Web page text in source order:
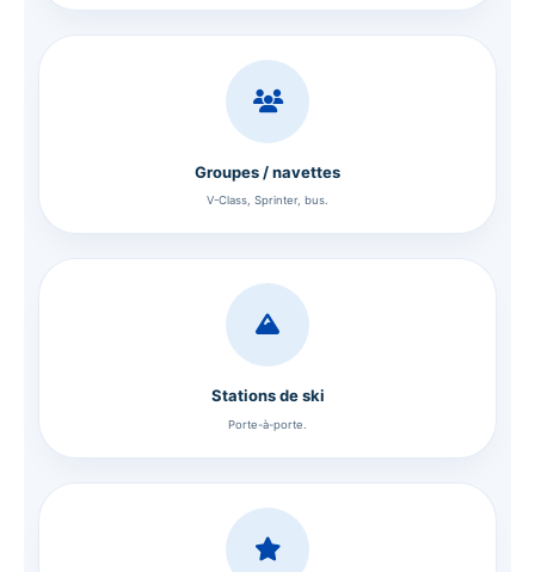
Groupes / navettes
V-Class, Sprinter, bus.
Stations de ski
Porte-à-porte.